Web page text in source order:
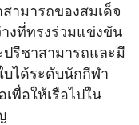
ามารถของสมเด็จ
งที่ทรงร่วมแข่งขัน
ปรีชาสามารถและมี
บได้ระดับนักกีฬา
เพื่อให้เรือไปใน